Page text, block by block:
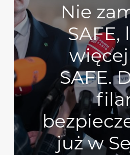
Nie
SAFE,
SAFE.
już w